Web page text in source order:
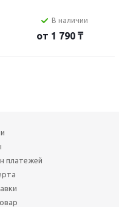
В наличии
от 1 790 ₸
платежей